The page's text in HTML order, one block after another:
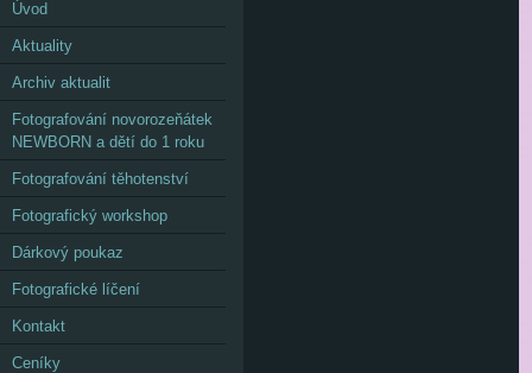
Úvod
Aktuality
Archiv aktualit
Fotografování novorozeňátek
NEWBORN a dětí do 1 roku
Fotografování těhotenství
Fotografický workshop
Dárkový poukaz
Fotografické líčení
Kontakt
Ceníky